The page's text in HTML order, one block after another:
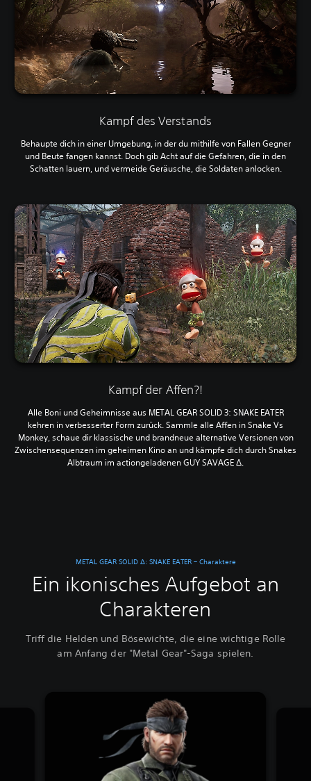
Kampf des Verstands
Behaupte dich in einer Umgebung, in der du mithilfe von Fallen Gegner
und Beute fangen kannst. Doch gib Acht auf die Gefahren, die in den
Schatten lauern, und vermeide Geräusche, die Soldaten anlocken.
Kampf der Affen?!
Alle Boni und Geheimnisse aus METAL GEAR SOLID 3: SNAKE EATER
kehren in verbesserter Form zurück. Sammle alle Affen in Snake Vs
Monkey, schaue dir klassische und brandneue alternative Versionen von
Zwischensequenzen im geheimen Kino an und kämpfe dich durch Snakes
Albtraum im actiongeladenen GUY SAVAGE Δ.
METAL GEAR SOLID Δ: SNAKE EATER – Charaktere
Ein ikonisches Aufgebot an
Charakteren
Triff die Helden und Bösewichte, die eine wichtige Rolle
am Anfang der "Metal Gear"-Saga spielen.